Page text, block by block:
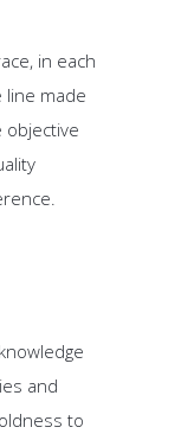
in each
line made
objective
and
to